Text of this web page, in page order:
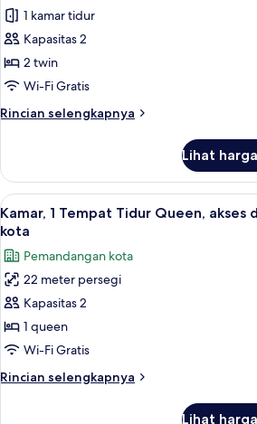
pemandangan
kota
Superior,
2
Tempat
Tidur
Bebas
pemandangan
sungai
1 kamar tidur
Kapasitas 2
2 twin
Wi-Fi Gratis
Rincian selengkapnya
Rincian
Kamar
Superior,
2
Tempat
Twin,
Bebas
Asap
Rokok,
pemandangan
Lihat
Lihat
semua
foto
untuk
Kamar,
1
Tempat
Tidur
Queen,
akses
Minibar,
6
Kamar, 1 Tempat Tidur Queen,
kota
Pemandangan kota
22 meter persegi
Kapasitas 2
1 queen
Wi-Fi Gratis
Rincian selengkapnya
Rincian
Lihat